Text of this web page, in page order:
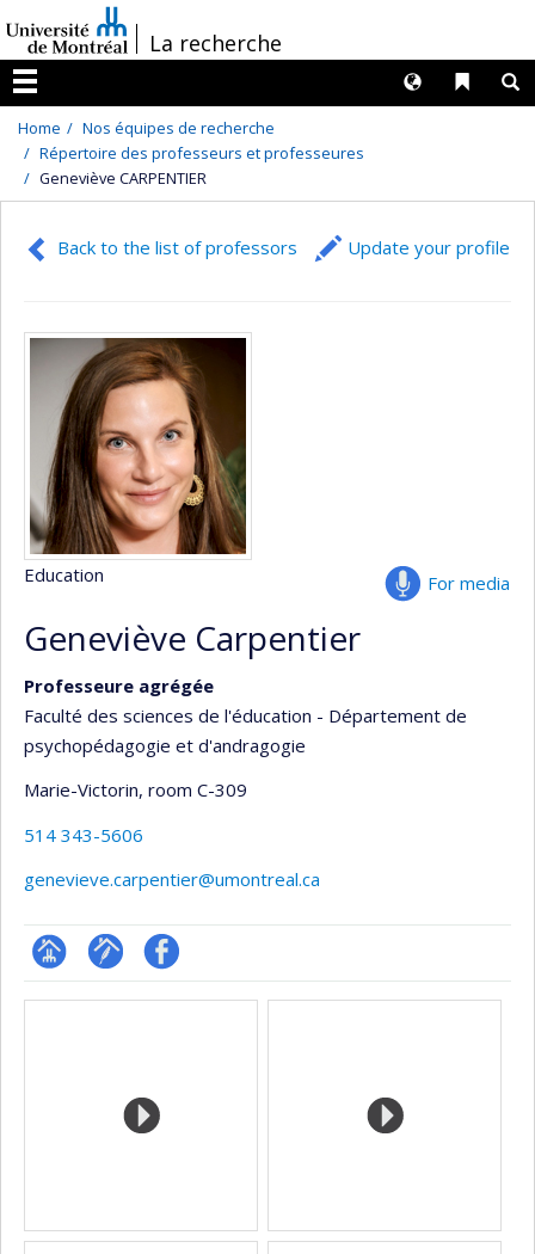
au
contenu
/La recherche
Menu
Liens
Langues
Home
Nos équipes de recherche
Répertoire des professeurs et professeures
Geneviève CARPENTIER
Back to the list of professors Update your profile
For media
Education
Geneviève Carpentier
Professeure agrégée
Faculté des sciences de l'éducation - Département de
psychopédagogie et d'andragogie
Marie-Victorin, room C-309
514 343-5606
genevieve.carpentier@umontreal.ca
Page Fonds Profil
Media